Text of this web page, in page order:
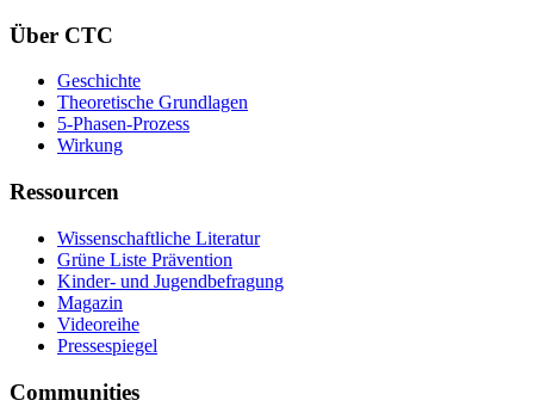
Über CTC
Geschichte
Theoretische Grundlagen
5-Phasen-Prozess
Wirkung
Ressourcen
Wissenschaftliche Literatur
Grüne Liste Prävention
Kinder- und Jugendbefragung
Magazin
Videoreihe
Pressespiegel
Communities